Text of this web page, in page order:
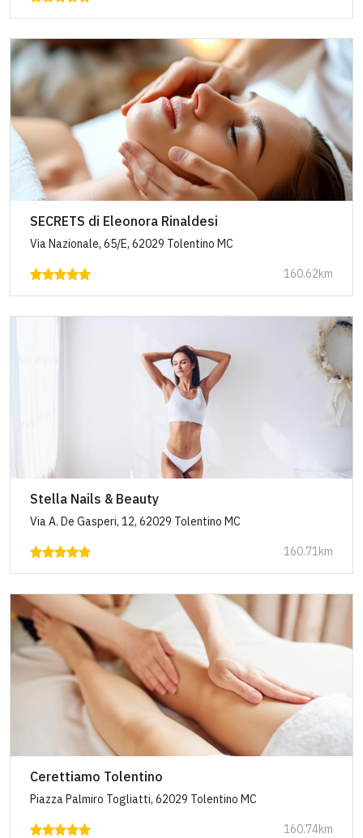
SECRETS di Eleonora Rinaldesi
Via Nazionale, 65/E, 62029 Tolentino MC
160.62km
Stella Nails & Beauty
Via A. De Gasperi, 12, 62029 Tolentino MC
160.71km
Cerettiamo Tolentino
Piazza Palmiro Togliatti, 62029 Tolentino MC
160.74km